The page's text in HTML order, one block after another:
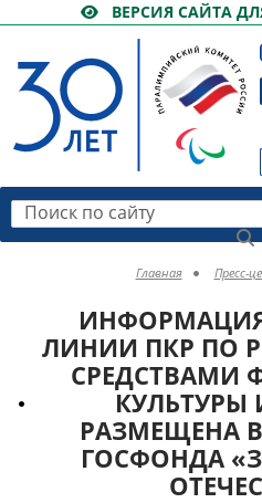
ВЕРСИЯ САЙТА
Поиск по сайту
Главная Пресс-
ЛИНИИ ПКР ПО
СРЕДСТВАМИ
КУЛЬТУРЫ
РАЗМЕЩЕНА
ГОСФОНДА